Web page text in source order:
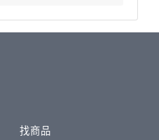
找商品